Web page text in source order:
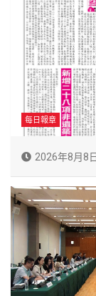
每日報章
2026年8月8日